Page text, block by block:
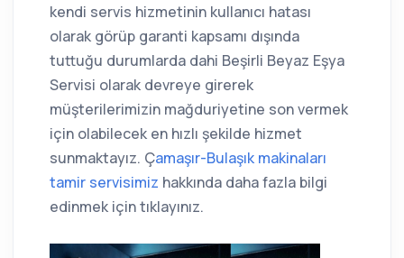
kendi servis hizmetinin kullanıcı hatası
olarak görüp garanti kapsamı dışında
tuttuğu durumlarda dahi Beşirli Beyaz Eşya
Servisi olarak devreye girerek
müşterilerimizin mağduriyetine son vermek
için olabilecek en hızlı şekilde hizmet
sunmaktayız. Çamaşır-Bulaşık makinaları
tamir servisimiz hakkında daha fazla bilgi
edinmek için tıklayınız.